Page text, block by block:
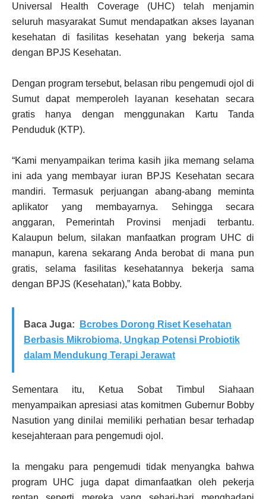
Universal Health Coverage (UHC) telah menjamin
seluruh masyarakat Sumut mendapatkan akses layanan
kesehatan di fasilitas kesehatan yang bekerja sama
dengan BPJS Kesehatan.
Dengan program tersebut, belasan ribu pengemudi ojol di
Sumut dapat memperoleh layanan kesehatan secara
gratis hanya dengan menggunakan Kartu Tanda
Penduduk (KTP).
“Kami menyampaikan terima kasih jika memang selama
ini ada yang membayar iuran BPJS Kesehatan secara
mandiri. Termasuk perjuangan abang-abang meminta
aplikator yang membayarnya. Sehingga secara
anggaran, Pemerintah Provinsi menjadi terbantu.
Kalaupun belum, silakan manfaatkan program UHC di
manapun, karena sekarang Anda berobat di mana pun
gratis, selama fasilitas kesehatannya bekerja sama
dengan BPJS (Kesehatan),” kata Bobby.
Baca Juga:
Bcrobes Dorong Riset Kesehatan
Berbasis Mikrobioma, Ungkap Potensi Probiotik
dalam Mendukung Terapi Jerawat
Sementara itu, Ketua Sobat Timbul Siahaan
menyampaikan apresiasi atas komitmen Gubernur Bobby
Nasution yang dinilai memiliki perhatian besar terhadap
kesejahteraan para pengemudi ojol.
Ia mengaku para pengemudi tidak menyangka bahwa
program UHC juga dapat dimanfaatkan oleh pekerja